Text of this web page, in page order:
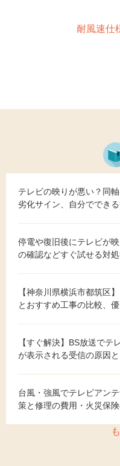
耐風速仕
テレビの映りが悪い？同
劣化サイン、自分ででき
停電や復旧後にテレビが
の確認などすぐ試せる対
【神奈川県横浜市都筑区
とおすすめ工事の比較、
【すぐ解決】BS放送でテ
が表示される受信の原因
台風・強風でテレビアン
策と修理の費用・火災保